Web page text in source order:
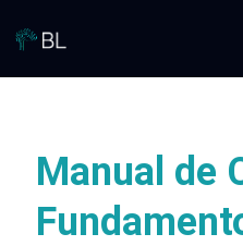
Pular
para
Manual de